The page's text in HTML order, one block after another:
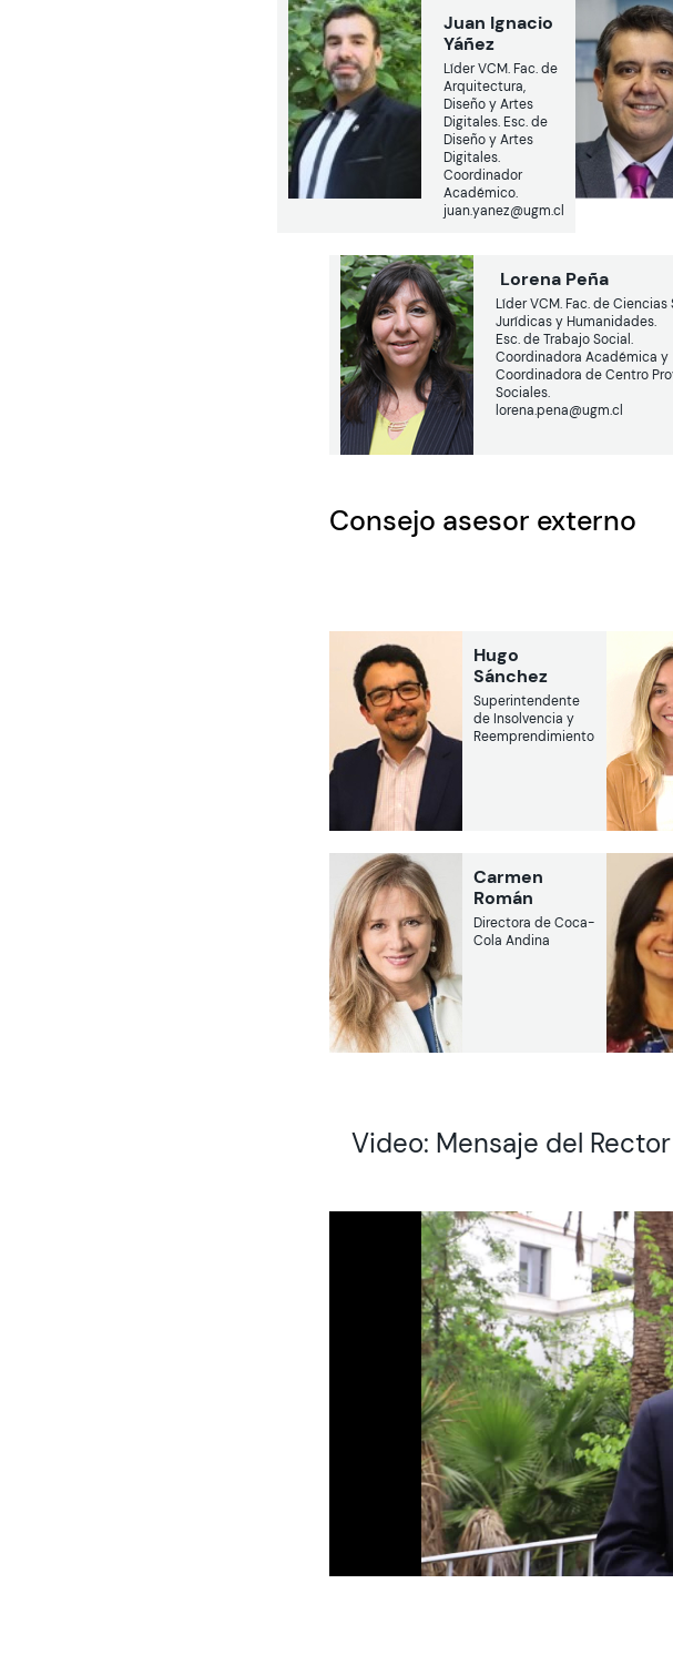
Juan Ignacio
Yáñez
Líder VCM. Fac. de
Arquitectura,
Diseño y Artes
Digitales. Esc. de
Diseño y Artes
Digitales.
Coordinador
Académico.
juan.yanez@ugm.cl
Lorena Peña
Líder VCM. Fac. de Ciencias
Jurídicas y Humanidades.
Esc. de Trabajo Social.
Coordinadora Académica y
Coordinadora de Centro
Sociales.
lorena.pena@ugm.cl
Consejo asesor externo
Hugo
Sánchez
Superintendente
de Insolvencia y
Reemprendimiento
Carmen
Román
Directora de Coca-
Cola Andina
Video: Mensaje del